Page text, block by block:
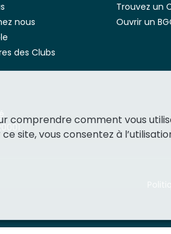
nous
des Clubs
Trouvez un
Ouvrir un
comprendre comment vous
site, vous consentez à